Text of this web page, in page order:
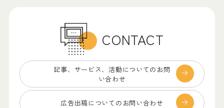
CONTACT
記事、サービス、 活動についてのお問
い合わせ
広告出稿についての お問い合わせ